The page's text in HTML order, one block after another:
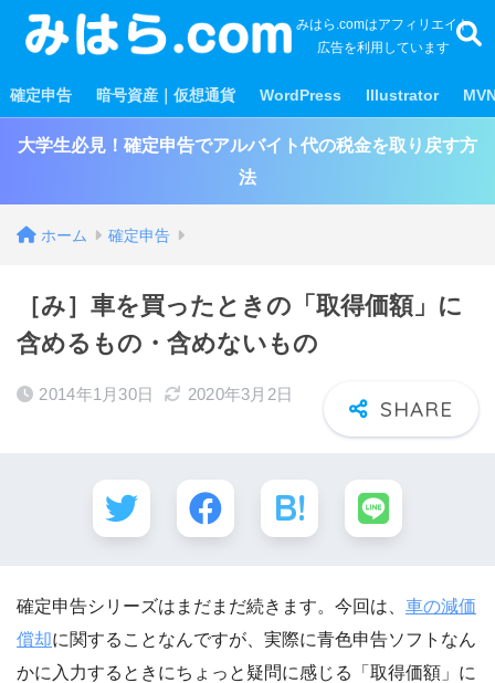
みはら.comはアフィリエイト
広告を利用しています
確定申告 暗号資産｜仮想通貨 WordPress Illustrator
大学生必見！確定申告でアルバイト代の税金を取り戻す方
法
ホーム 確定申告
［み］車を買ったときの「取得価額」に
含めるもの・含めないもの
2014年1月30日 2020年3月2日
確定申告シリーズはまだまだ続きます。今回は、 車の減価
償却に関することなんですが、実際に青色申告ソフトなん
かに入力するときにちょっと疑問に感じる「取得価額」に